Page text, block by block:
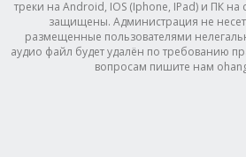
треки на Android, IOS (Iphone, IPad) и ПК на
защищены. Администрация не несет
размещенные пользователями
аудио файл будет удалён по требованию
вопросам пишите нам